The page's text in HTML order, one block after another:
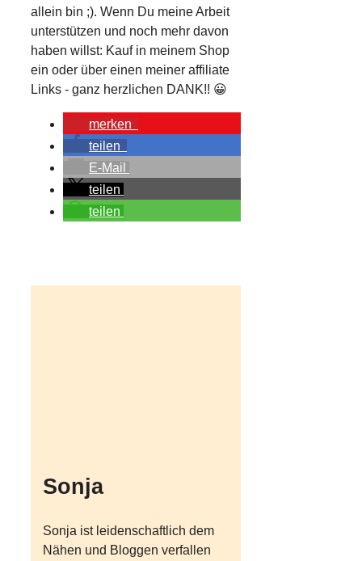
allein bin ;). Wenn Du meine Arbeit
unterstützen und noch mehr davon
haben willst: Kauf in meinem Shop
ein oder über einen meiner affiliate
Links - ganz herzlichen DANK!! 😀
merken
teilen
E-Mail
teilen
teilen
Sonja
Sonja ist leidenschaftlich dem
Nähen und Bloggen verfallen